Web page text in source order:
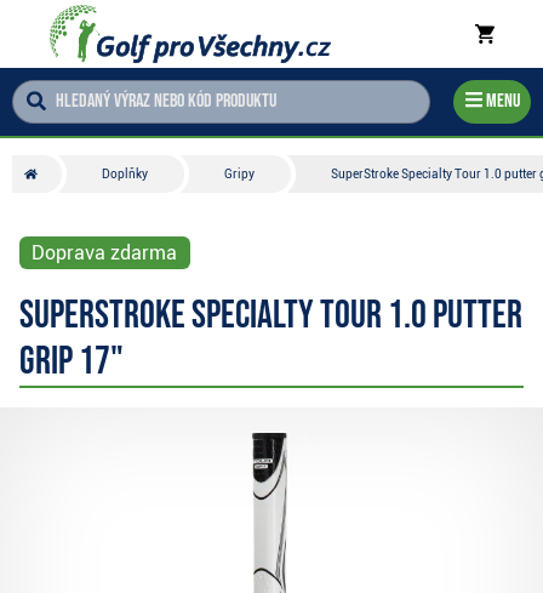
Menu
Doplňky Gripy SuperStroke Specialty Tour 1.0 putter
Doprava zdarma
SuperStroke Specialty Tour 1.0 putter
grip 17"